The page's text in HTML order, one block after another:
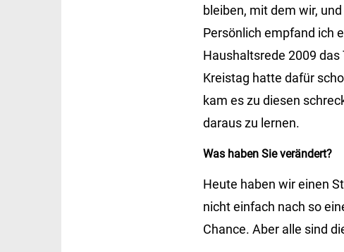
bleiben, mit dem wir,
Persönlich empfand ich
Haushaltsrede 2009
Kreistag hatte dafür
kam es zu diesen
daraus zu lernen.
Was haben Sie verändert?
Heute haben wir einen
nicht einfach nach so
Chance. Aber alle sind